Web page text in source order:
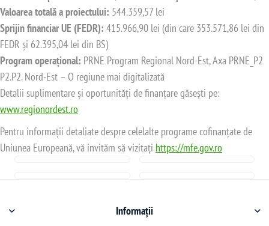
Valoarea totală a proiectului: 544.359,57 lei
Sprijin financiar UE (FEDR): 415.966,90 lei (din care 353.571,86 lei din
FEDR și 62.395,04 lei din BS)
Program operațional: PRNE Program Regional Nord-Est, Axa PRNE_P2
P2.P2. Nord-Est – O regiune mai digitalizată
Detalii suplimentare și oportunități de finanțare găsești pe:
www.regionordest.ro
Pentru informații detaliate despre celelalte programe cofinanțate de
Uniunea Europeană, vă invităm să vizitați https://mfe.gov.ro
Informații